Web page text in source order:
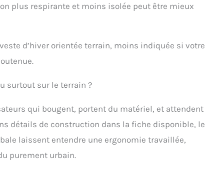
plus respirante et moins isolée peut être mieux
d’hiver orientée terrain, moins indiquée si votre
surtout sur le terrain ?
qui bougent, portent du matériel, et attendent
détails de construction dans la fiche disponible, le
laissent entendre une ergonomie travaillée,
purement urbain.